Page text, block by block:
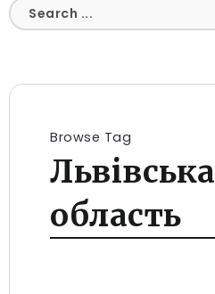
Browse Tag
Львівська
область